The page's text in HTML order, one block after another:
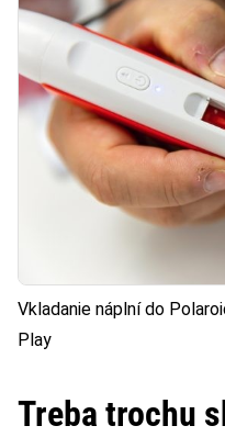
Vkladanie náplní do
Play
Treba trochu